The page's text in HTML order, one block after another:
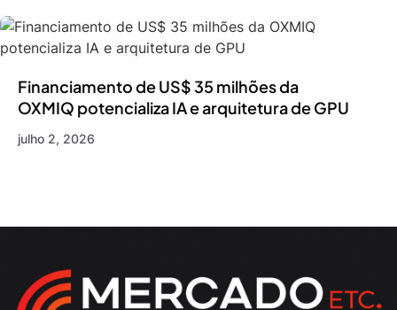
Financiamento de US$ 35 milhões da
OXMIQ potencializa IA e arquitetura de GPU
julho 2, 2026